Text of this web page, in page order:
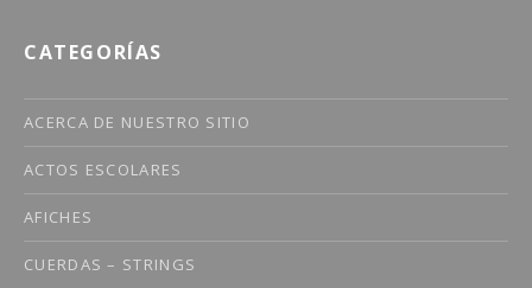
CATEGORÍAS
ACERCA DE NUESTRO SITIO
ACTOS ESCOLARES
AFICHES
CUERDAS – STRINGS